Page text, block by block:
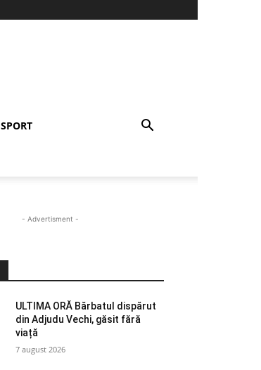
SPORT
- Advertisment -
ULTIMA ORĂ Bărbatul dispărut
din Adjudu Vechi, găsit fără
viață
7 august 2026